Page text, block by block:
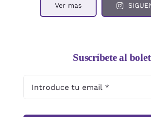
Ver mas
Suscríbete al